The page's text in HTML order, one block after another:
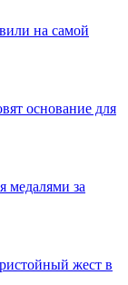
на самой
основание для
медалями за
жест в